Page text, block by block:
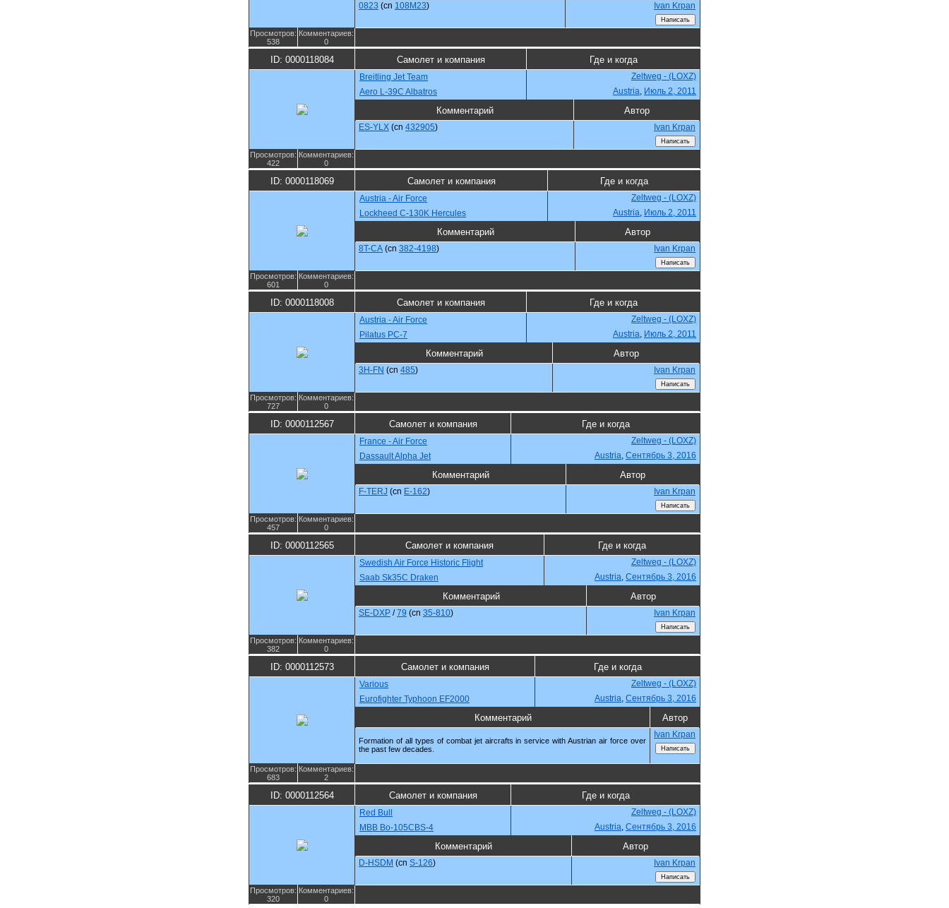
0823 (cn 108M23) Ivan Krpan
Просмотров:
538
Комментариев:
0
ID: 0000118084 Самолет и компания Где и когда
Breitling Jet Team
Zeltweg - (LOXZ)
Aero L-39C Albatros
Austria, Июль 2, 2011
Комментарий Автор
ES-YLX (cn 432905) Ivan Krpan
Просмотров:
422
Комментариев:
0
ID: 0000118069 Самолет и компания Где и когда
Austria - Air Force
Zeltweg - (LOXZ)
Lockheed C-130K Hercules
Austria, Июль 2, 2011
Комментарий Автор
8T-CA (cn 382-4198) Ivan Krpan
Просмотров:
601
Комментариев:
0
ID: 0000118008 Самолет и компания Где и когда
Austria - Air Force
Zeltweg - (LOXZ)
Pilatus PC-7
Austria, Июль 2, 2011
Комментарий Автор
3H-FN (cn 485) Ivan Krpan
Просмотров:
727
Комментариев:
0
ID: 0000112567 Самолет и компания Где и когда
France - Air Force
Zeltweg - (LOXZ)
Dassault Alpha Jet
Austria, Сентябрь 3, 2016
Комментарий Автор
F-TERJ (cn E-162) Ivan Krpan
Просмотров:
457
Комментариев:
0
ID: 0000112565 Самолет и компания Где и когда
Swedish Air Force Historic Flight
Zeltweg - (LOXZ)
Saab Sk35C Draken
Austria, Сентябрь 3, 2016
Комментарий Автор
SE-DXP /79 (cn 35-810) Ivan Krpan
Просмотров:
382
Комментариев:
0
ID: 0000112573 Самолет и компания Где и когда
Various
Zeltweg - (LOXZ)
Eurofighter Typhoon EF2000
Austria, Сентябрь 3, 2016
Комментарий Автор
Formation of all types of combat jet aircrafts in service with Austrian air force over
the past few decades.
Ivan Krpan
Просмотров:
683
Комментариев:
2
ID: 0000112564 Самолет и компания Где и когда
Red Bull
Zeltweg - (LOXZ)
MBB Bo-105CBS-4
Austria, Сентябрь 3, 2016
Комментарий Автор
D-HSDM (cn S-126) Ivan Krpan
Просмотров:
320
Комментариев:
0